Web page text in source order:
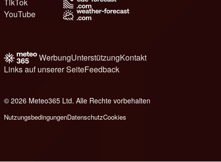
YouTube
WerbungUnterstützungKontakt
Links auf unserer SeiteFeedback
© 2026 Meteo365 Ltd. Alle Rechte vorbehalten
NutzungsbedingungenDatenschutzCookies